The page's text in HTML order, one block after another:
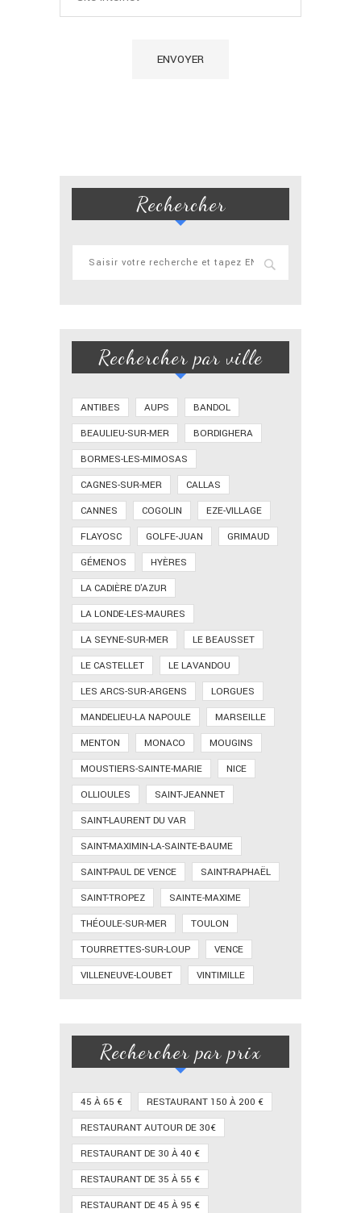
Rechercher
Rechercher par ville
ANTIBES AUPS
BANDOL
BEAULIEU-SUR-MER
BORDIGHERA
BORMES-LES-MIMOSAS
CAGNES-SUR-MER
CALLAS
CANNES
COGOLIN
EZE-VILLAGE
FLAYOSC
GOLFE-JUAN
GRIMAUD
GÉMENOS
HYÈRES
LA CADIÈRE D'AZUR
LA LONDE-LES-MAURES
LA SEYNE-SUR-MER
LE BEAUSSET
LE CASTELLET
LE LAVANDOU
LES ARCS-SUR-ARGENS
LORGUES
MANDELIEU-LA NAPOULE
MARSEILLE
MENTON
MONACO
MOUGINS
MOUSTIERS-SAINTE-MARIE
NICE
OLLIOULES
SAINT-JEANNET
SAINT-LAURENT DU VAR
SAINT-MAXIMIN-LA-SAINTE-BAUME
SAINT-PAUL DE VENCE
SAINT-RAPHAËL
SAINT-TROPEZ
SAINTE-MAXIME
THÉOULE-SUR-MER
TOULON
TOURRETTES-SUR-LOUP
VENCE
VILLENEUVE-LOUBET
VINTIMILLE
Rechercher par prix
45 À 65 €
RESTAURANT 150 À 200 €
RESTAURANT AUTOUR DE 30€
RESTAURANT DE 30 À 40 €
RESTAURANT DE 35 À 55 €
RESTAURANT DE 45 À 95 €